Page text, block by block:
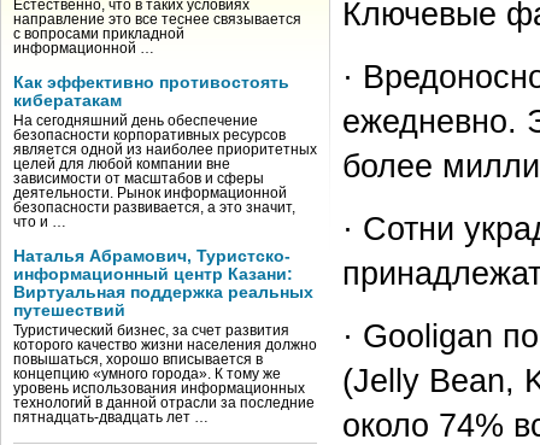
Естественно, что в таких условиях
направление это все теснее связывается
с вопросами прикладной
информационной …
Как эффективно противостоять
кибератакам
На сегодняшний день обеспечение
безопасности корпоративных ресурсов
является одной из наиболее приоритетных
целей для любой компании вне
зависимости от масштабов и сферы
деятельности. Рынок информационной
безопасности развивается, а это значит,
что и …
Наталья Абрамович, Туристско-
информационный центр Казани:
Виртуальная поддержка реальных
путешествий
Туристический бизнес, за счет развития
которого качество жизни населения должно
повышаться, хорошо вписывается в
концепцию «умного города». К тому же
уровень использования информационных
технологий в данной отрасли за последние
пятнадцать-двадцать лет …
Ключевые
·
ежедневно.
более
· Сотни
· Gooligan
(Jelly Bean,
около 74%